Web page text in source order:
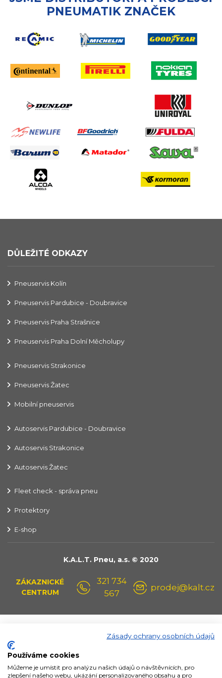
PNEUMATIK ZNAČEK
DŮLEŽITÉ ODKAZY
Pneuservis Kolín
Pneuservis Pardubice - Doubravice
Pneuservis Praha Strašnice
Pneuservis Praha Dolní Měcholupy
Pneuservis Strakonice
Pneuservis Žatec
Mobilní pneuservis
Autoservis Pardubice - Doubravice
Autoservis Strakonice
Autoservis Žatec
Fleet check - správa pneu
Protektory
E-shop
K.A.L.T. Pneu, a.s. © 2020
ZÁKAZNICKÉ
CENTRUM
321 734
567
prodej@kalt.cz
Zásady ochrany osobních údajů
Používáme cookies
Můžeme je umístit pro analýzu našich údajů o návštěvnících, pro
zlepšení našeho webu, ukázání personalizovaného obsahu a pro